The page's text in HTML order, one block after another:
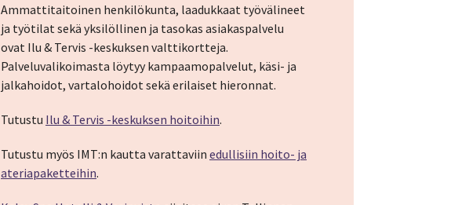
Ammattitaitoinen henkilökunta, laadukkaat työvälineet
ja työtilat sekä yksilöllinen ja tasokas asiakaspalvelu
ovat Ilu & Tervis -keskuksen valttikortteja.
Palveluvalikoimasta löytyy kampaamopalvelut, käsi- ja
jalkahoidot, vartalohoidot sekä erilaiset hieronnat.
Tutustu Ilu & Tervis -keskuksen hoitoihin.
Tutustu myös IMT:n kautta varattaviin edullisiin hoito- ja
ateriapaketteihin.